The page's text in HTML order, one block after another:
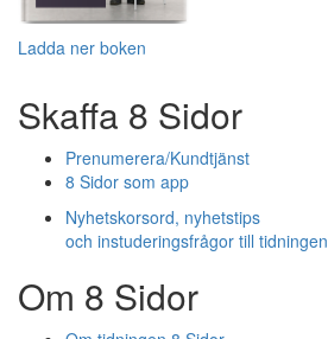
Ladda ner boken
Skaffa 8 Sidor
Prenumerera/Kundtjänst
8 Sidor som app
Nyhetskorsord, nyhetstips
och instuderingsfrågor till tidningen
Om 8 Sidor